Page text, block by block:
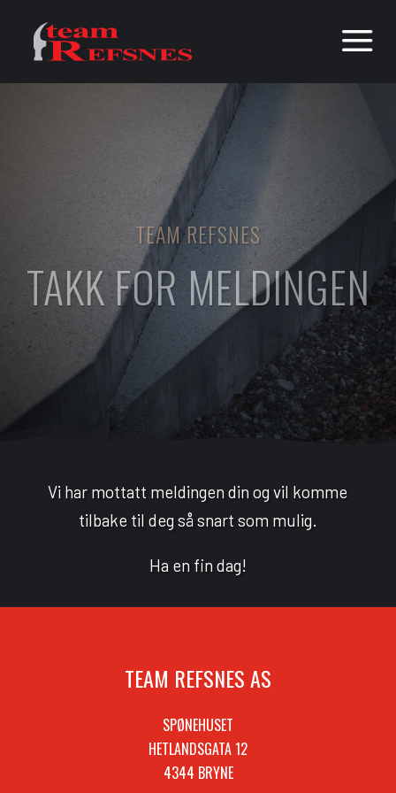
a
TEAM REFSNES
TAKK FOR MELDINGEN
Vi har mottatt meldingen din og vil komme
tilbake til deg så snart som mulig.
Ha en fin dag!
TEAM REFSNES AS
SPØNEHUSET
HETLANDSGATA 12
4344 BRYNE